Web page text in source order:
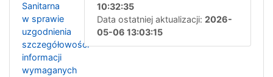
Sanitarna
w sprawie
uzgodnienia
szczegółowości
informacji
wymaganych
10:32:35
Data ostatniej aktualizacji: 2026-
05-06 13:03:15